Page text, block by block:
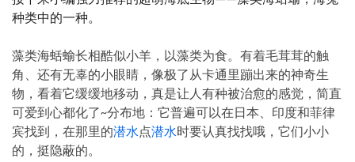
种类中的一种。
藻类海蛞蝓长相酷似小羊，以藻类为食。有着毛茸茸的触
角、还有无辜的小眼睛，像极了从卡通里蹦出来的神奇生
物，看着它缓缓地移动，真是让人有种被治愈的感觉，简直
可爱到心都化了~分布地：它普遍可以在日本、印度和菲律
宾找到，在那里的潜水点潜水时要认真找找哦，它们小小
的，挺隐蔽的。